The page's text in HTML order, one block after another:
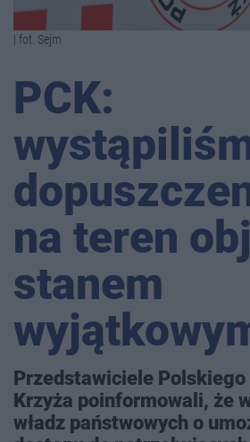
| fot. Sejm
PCK:
na teren
stanem
Przedstawiciele Polskiego
Krzyża poinformowali, że
władz państwowych o